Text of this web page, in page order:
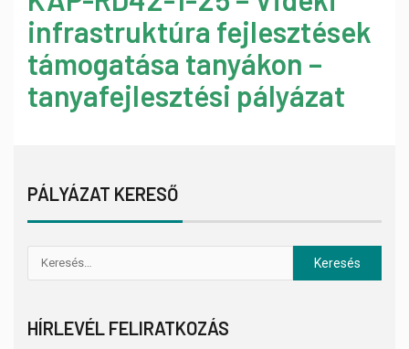
infrastruktúra fejlesztések
támogatása tanyákon –
tanyafejlesztési pályázat
PÁLYÁZAT KERESŐ
HÍRLEVÉL FELIRATKOZÁS